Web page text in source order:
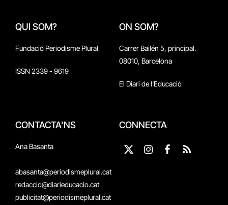
QUI SOM?
Fundació Periodisme Plural
ISSN 2339 - 9619
ON SOM?
Carrer Bailén 5, principal.
08010, Barcelona
El Diari de l'Educació
CONTACTA'NS
Ana Basanta
abasanta@periodismeplural.cat
redaccio@diarieducacio.cat
publicitat@periodismeplural.cat
CONNECTA
X
Instagram
Facebook
RSS